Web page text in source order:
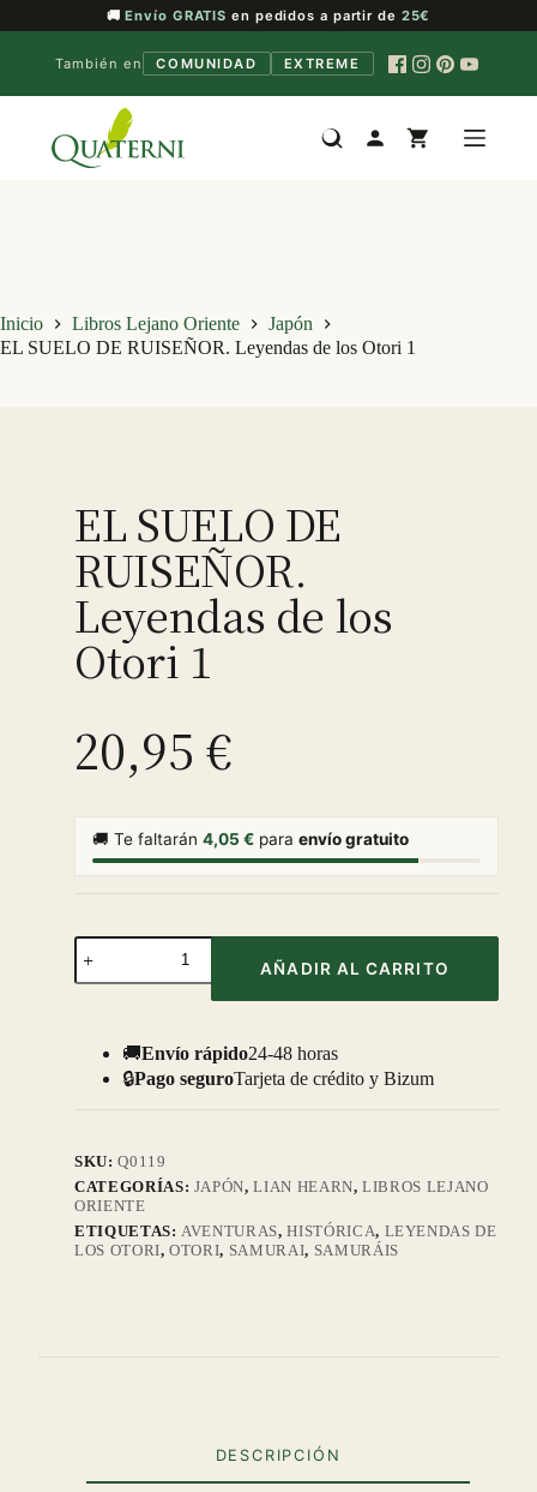
🚚Envío GRATIS en pedidos a partir de 25€
También en COMUNIDAD EXTREME
contenido
Inicio Libros Lejano Oriente
Japón
EL SUELO DE RUISEÑOR. Leyendas de los Otori 1
EL SUELO DE
RUISEÑOR.
Leyendas de los
Otori 1
20,95 €
🚚 Te faltarán 4,05 € para envío gratuito
EL
SUELO
DE
Otori
1
AÑADIR AL CARRITO
🚚Envío rápido24-48 horas
🔒Pago seguroTarjeta de crédito y Bizum
SKU:Q0119
CATEGORÍAS: JAPÓN,LIAN HEARN,LIBROS LEJANO
ORIENTE
ETIQUETAS: AVENTURAS,HISTÓRICA, LEYENDAS DE
LOS OTORI,OTORI, SAMURAI, SAMURÁIS
DESCRIPCIÓN